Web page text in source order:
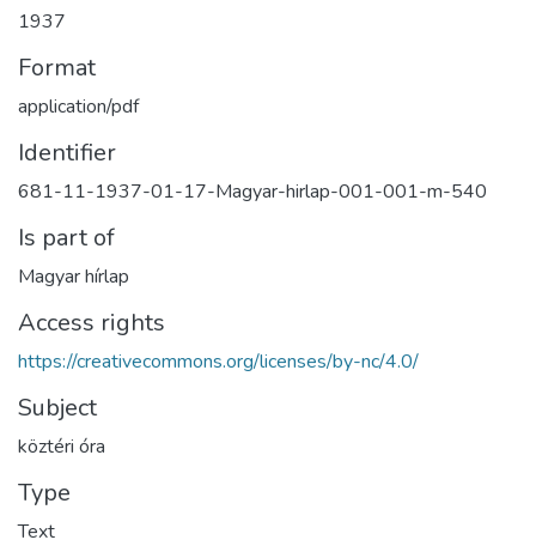
1937
Format
application/pdf
Identifier
681-11-1937-01-17-Magyar-hirlap-001-001-m-540
Is part of
Magyar hírlap
Access rights
https://creativecommons.org/licenses/by-nc/4.0/
Subject
köztéri óra
Type
Text